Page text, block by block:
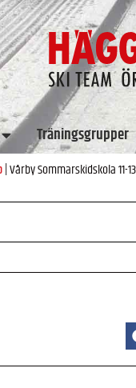
Träningsgrupper
|Vårby Sommarskidskola 11-